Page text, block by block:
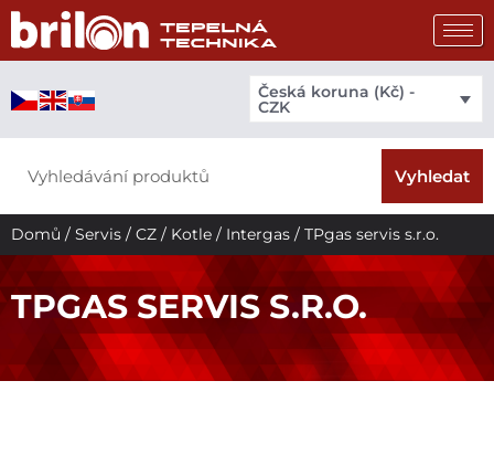
Přeskočit
obsah
Česká koruna (Kč) -
CZK
Vyhledat
Domů / Servis / CZ / Kotle / Intergas / TPgas servis s.r.o.
TPGAS SERVIS S.R.O.